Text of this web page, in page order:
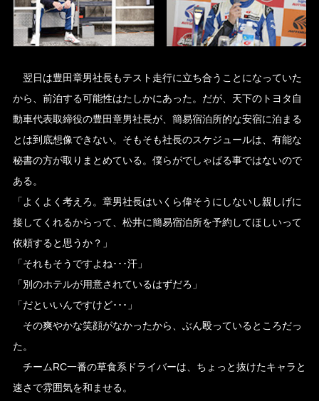
翌日は豊田章男社長もテスト走行に立ち合うことになっていた
から、前泊する可能性はたしかにあった。だが、天下のトヨタ自
動車代表取締役の豊田章男社長が、簡易宿泊所的な安宿に泊まる
とは到底想像できない。そもそも社長のスケジュールは、有能な
秘書の方が取りまとめている。僕らがでしゃばる事ではないので
ある。
「よくよく考えろ。章男社長はいくら偉そうにしないし親しげに
接してくれるからって、松井に簡易宿泊所を予約してほしいって
依頼すると思うか？」
「それもそうですよね･･･汗」
「別のホテルが用意されているはずだろ」
「だといいんですけど･･･」
その爽やかな笑顔がなかったから、ぶん殴っているところだっ
た。
チームRC一番の草食系ドライバーは、ちょっと抜けたキャラと
速さで雰囲気を和ませる。